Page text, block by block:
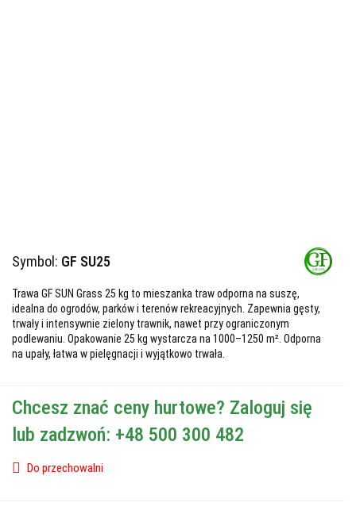
Symbol: GF SU25
Trawa GF SUN Grass 25 kg to mieszanka traw odporna na suszę,
idealna do ogrodów, parków i terenów rekreacyjnych. Zapewnia gęsty,
trwały i intensywnie zielony trawnik, nawet przy ograniczonym
podlewaniu. Opakowanie 25 kg wystarcza na 1000–1250 m². Odporna
na upały, łatwa w pielęgnacji i wyjątkowo trwała.
Chcesz znać ceny hurtowe? Zaloguj się
lub zadzwoń: +48 500 300 482
Do przechowalni